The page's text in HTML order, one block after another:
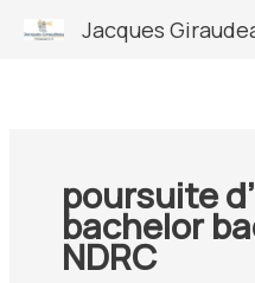
Jacques
poursuite
bachelor
NDRC